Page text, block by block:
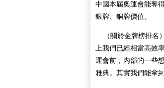
中國本屆奧運會能奪
銀牌、銅牌價值。
（關於金牌榜排名
上我們已經相當高效
運會前，內部的一些
雅典。其實我們能拿